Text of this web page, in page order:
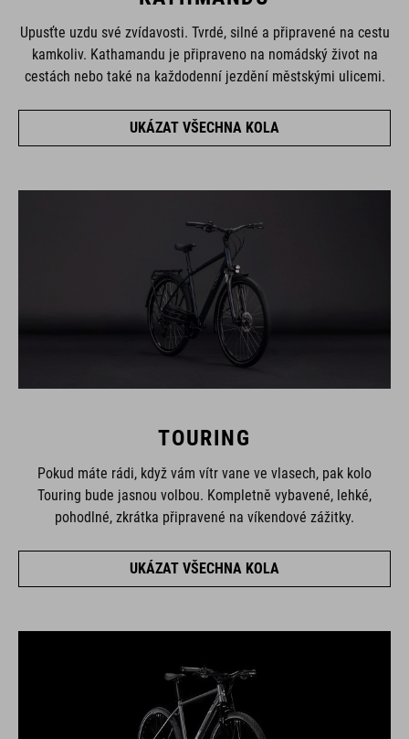
Upusťte uzdu své zvídavosti. Tvrdé, silné a připravené na cestu
kamkoliv. Kathamandu je připraveno na nomádský život na
cestách nebo také na každodenní jezdění městskými ulicemi.
UKÁZAT VŠECHNA KOLA
TOURING
Pokud máte rádi, když vám vítr vane ve vlasech, pak kolo
Touring bude jasnou volbou. Kompletně vybavené, lehké,
pohodlné, zkrátka připravené na víkendové zážitky.
UKÁZAT VŠECHNA KOLA